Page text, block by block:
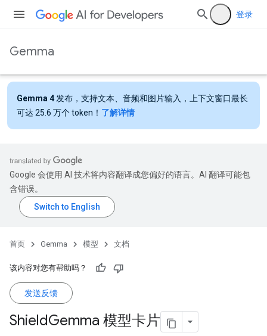
登录
Gemma
Gemma 4 发布，支持文本、音频和图片输入，上下文窗口最长
可达 25.6 万个 token！ 了解详情
Google 会使用 AI 技术将内容翻译成您偏好的语言。AI 翻译可能包
含错误。
首页 Gemma 模型 文档
该内容对您有帮助吗？
发送反馈
ShieldGemma 模型卡片